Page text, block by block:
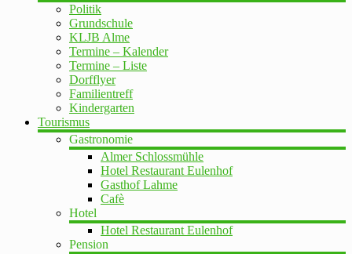
Politik
Grundschule
KLJB Alme
Termine – Kalender
Termine – Liste
Dorfflyer
Familientreff
Kindergarten
Tourismus
Gastronomie
Almer Schlossmühle
Hotel Restaurant Eulenhof
Gasthof Lahme
Cafè
Hotel
Hotel Restaurant Eulenhof
Pension